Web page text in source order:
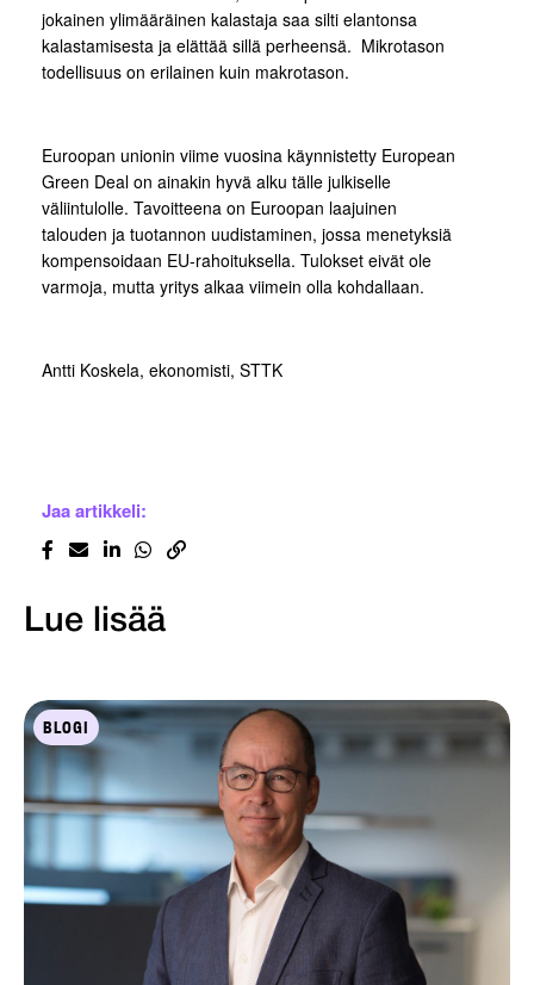
jokainen ylimääräinen kalastaja saa silti elantonsa
kalastamisesta ja elättää sillä perheensä. Mikrotason
todellisuus on erilainen kuin makrotason.
Euroopan unionin viime vuosina käynnistetty European
Green Deal on ainakin hyvä alku tälle julkiselle
väliintulolle. Tavoitteena on Euroopan laajuinen
talouden ja tuotannon uudistaminen, jossa menetyksiä
kompensoidaan EU-rahoituksella. Tulokset eivät ole
varmoja, mutta yritys alkaa viimein olla kohdallaan.
Antti Koskela, ekonomisti, STTK
Jaa artikkeli:
Lue lisää
BLOGI